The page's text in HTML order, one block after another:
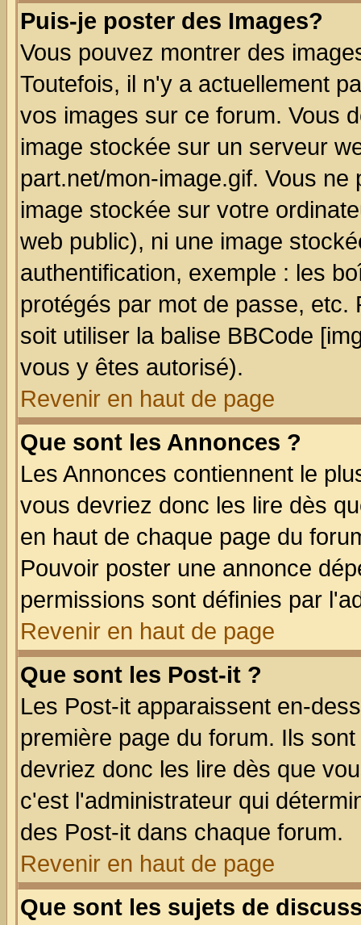
Puis-je poster des Images?
Vous pouvez montrer des
Toutefois, il n'y a actuellement
vos images sur ce forum. Vous
image stockée sur un serveur
part.net/mon-image.gif. Vous
image stockée sur votre
web public), ni une image
authentification, exemple : les
protégés par mot de passe,
soit utiliser la balise BBCode
vous y êtes autorisé).
Revenir en haut de page
Que sont les Annonces ?
Les Annonces contiennent le
vous devriez donc les lire dès
en haut de chaque page du
Pouvoir poster une annonce
permissions sont définies par
Revenir en haut de page
Que sont les Post-it ?
Les Post-it apparaissent en-
première page du forum. Ils
devriez donc les lire dès que
c'est l'administrateur qui
des Post-it dans chaque forum.
Revenir en haut de page
Que sont les sujets de